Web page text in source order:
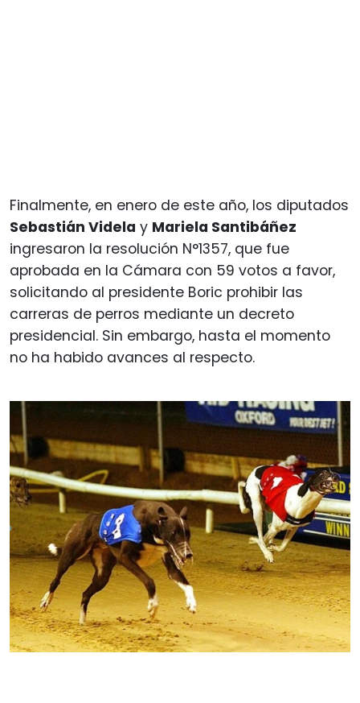
Finalmente, en enero de este año, los diputados
Sebastián Videla y Mariela Santibáñez
ingresaron la resolución N°1357, que fue
aprobada en la Cámara con 59 votos a favor,
solicitando al presidente Boric prohibir las
carreras de perros mediante un decreto
presidencial. Sin embargo, hasta el momento
no ha habido avances al respecto.